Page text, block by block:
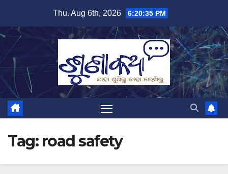
content
Thu. Aug 6th, 2026 6:20:35 PM
Tag: road safety